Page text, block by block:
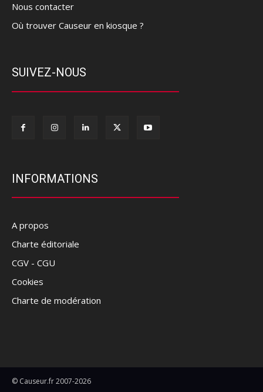
Nous contacter
Où trouver Causeur en kiosque ?
SUIVEZ-NOUS
INFORMATIONS
A propos
Charte éditoriale
CGV - CGU
Cookies
Charte de modération
© Causeur.fr 2007-2026